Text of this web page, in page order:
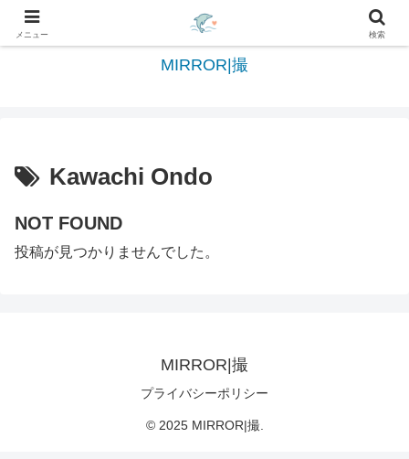
日々を綴る＆写真を切撮る世界へようこそ
MIRROR|撮
Kawachi Ondo
NOT FOUND
投稿が見つかりませんでした。
MIRROR|撮
プライバシーポリシー
© 2025 MIRROR|撮.
メニュー 検索